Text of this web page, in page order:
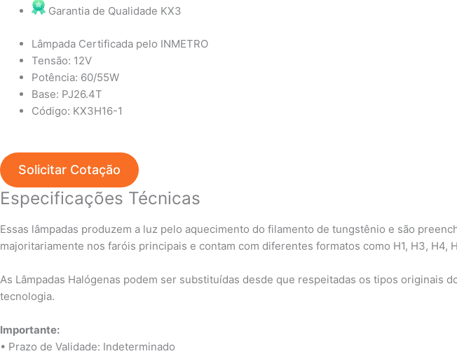
Garantia de Qualidade KX3
Lâmpada Certificada pelo INMETRO
Tensão: 12V
Potência: 60/55W
Base: PJ26.4T
Código: KX3H16-1
Solicitar Cotação
Especificações Técnicas
Essas lâmpadas produzem a luz pelo aquecimento do filamento de tungstênio e são
majoritariamente nos faróis principais e contam com diferentes formatos como H1, H3, H4,
As Lâmpadas Halógenas podem ser substituídas desde que respeitadas os tipos originais
tecnologia.
Importante:
• Prazo de Validade: Indeterminado